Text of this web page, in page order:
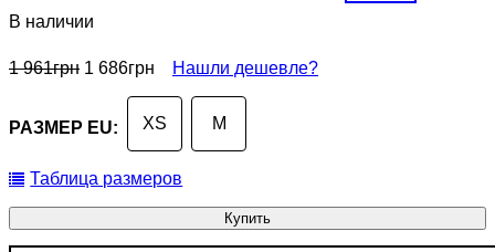
В наличии
1 961грн 1 686грн Нашли дешевле?
РАЗМЕР EU: XS M
Таблица размеров
Купить